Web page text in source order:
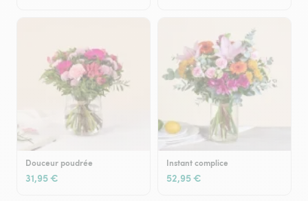
Douceur poudrée
31,95 €
Instant complice
52,95 €